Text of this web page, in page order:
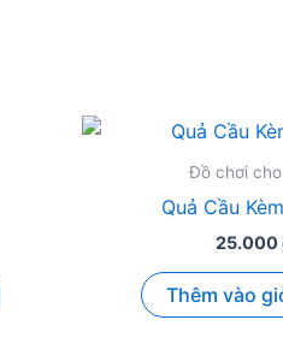
Đồ chơi
Quả Cầu
25.000
Thêm vào